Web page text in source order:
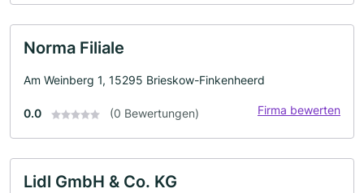
Norma Filiale
Am Weinberg 1, 15295 Brieskow-Finkenheerd
0.0 (0 Bewertungen) Firma bewerten
Lidl GmbH & Co. KG